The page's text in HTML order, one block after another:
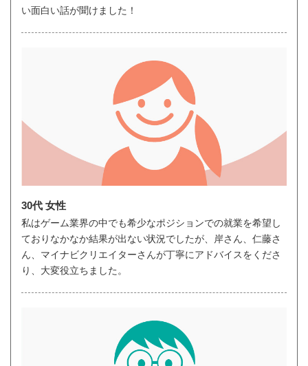
い面白い話が聞けました！
30代 女性
私はゲーム業界の中でも希少なポジションでの就業を希望し
ておりなかなか結果が出ない状況でしたが、岸さん、仁藤さ
ん、マイナビクリエイターさんが丁寧にアドバイスをくださ
り、大変役立ちました。